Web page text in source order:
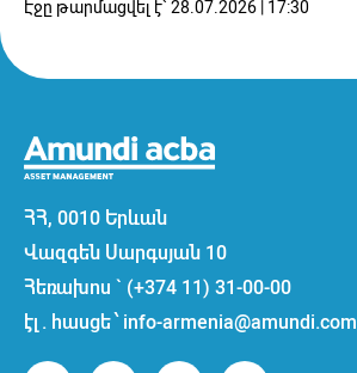
Էջը թարմացվել է` 28.07.2026 | 17:30
ՀՀ, 0010 Երևան
Վազգեն Սարգսյան 10
Հեռախոս ` (+374 11) 31-00-00
էլ. հասցե ՝ info-armenia@amundi.com